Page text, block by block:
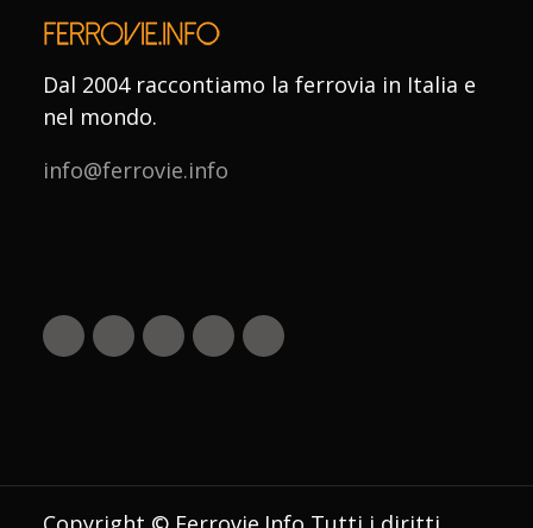
Dal 2004 raccontiamo la ferrovia in Italia e
nel mondo.
info@ferrovie.info